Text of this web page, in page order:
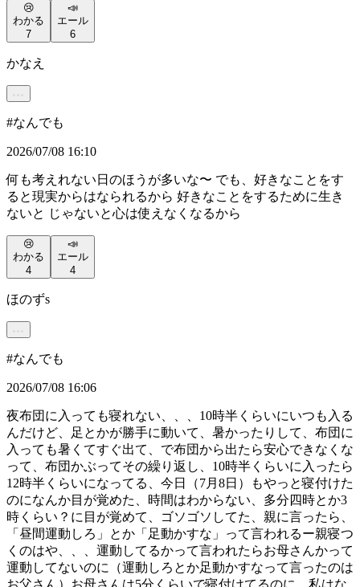
😢
わかる
7
📣
エール
6
かなえ
#なんでも
2026/07/08 16:10
何も考えれない日のほうが多いな〜 でも、好きなことをす
ると現実からはなられるから 好きなことをするために生き
ないと じゃないと心は使えなくなるから
😢
わかる
4
📣
エール
4
ほのずs
#なんでも
2026/07/08 16:06
夜布団に入っても寝れない、、、10時半くらいにいつも入る
んだけど、足とかが勝手に動いて、暑かったりして、布団に
入っても暑くてすぐ出て、で布団から出たら安心できなくな
って、布団かぶってその繰り返し、10時半くらいに入ったら
12時半くらいになってる、今日（7月8日）もやっと寝付けた
のになんか目が覚めた、時間はわからない、多分四時とか3
時くらい？に目が覚めて、ゴソゴソしてた、親に言ったら、
「昼間運動しろ」とか「足動かすな」って言われるー親寝つ
くのはや、、、運動してるかって言われたらお母さんかって
運動してないのに（運動しろとか足動かすなって言ったのは